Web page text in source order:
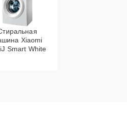
Xiaomi
Smart White